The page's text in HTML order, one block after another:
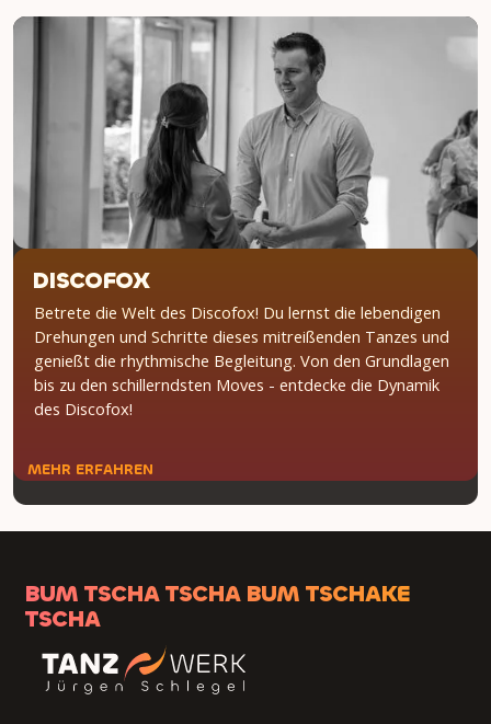
DISCOFOX
Betrete die Welt des Discofox! Du lernst die lebendigen
Drehungen und Schritte dieses mitreißenden Tanzes und
genießt die rhythmische Begleitung. Von den Grundlagen
bis zu den schillerndsten Moves - entdecke die Dynamik
des Discofox!
MEHR ERFAHREN
BUM TSCHA TSCHA BUM TSCHAKE
TSCHA